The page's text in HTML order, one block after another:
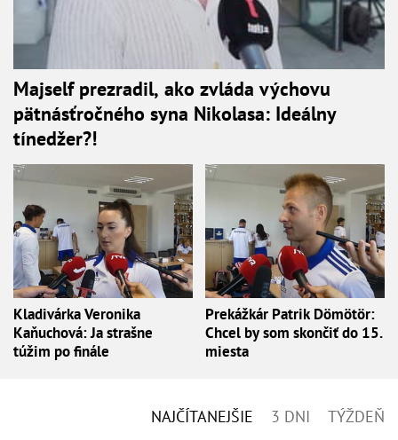
Majself prezradil, ako zvláda výchovu
pätnásťročného syna Nikolasa: Ideálny
tínedžer?!
Kladivárka Veronika
Kaňuchová: Ja strašne
túžim po finále
Prekážkár Patrik Dömötör:
Chcel by som skončiť do 15.
miesta
NAJČÍTANEJŠIE 3 DNI TÝŽDEŇ